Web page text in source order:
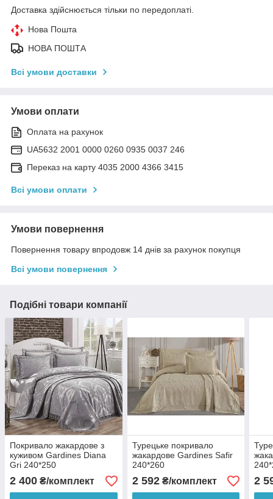
Доставка здійснюється тільки по передоплаті.
Нова Пошта
НОВА ПОШТА
Всі умови доставки
Умови оплати
Оплата на рахунок
UA5632 2001 0000 0260 0935 0037 246
Переказ на карту 4035 2000 4366 3415
Всі умови оплати
Умови повернення
Повернення товару впродовж 14 днів за рахунок покупця
Всі умови повернення
Подібні товари компанії
Покривало жакардове з
куживом Gardines Diana
Gri 240*250
2 400 ₴/комплект
Турецьке покривало
жакардове Gardines Safir
240*260
2 592₴/комплект 2